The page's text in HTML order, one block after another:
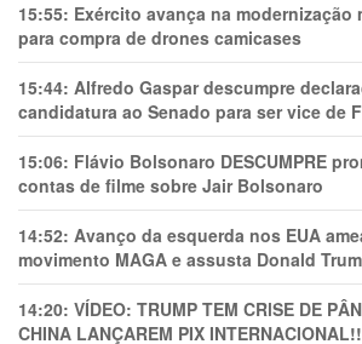
15:55: Exército avança na modernização
para compra de drones camicases
15:44: Alfredo Gaspar descumpre
candidatura ao Senado para ser vice de
15:06: Flávio Bolsonaro DESCUMPRE
contas de filme sobre Jair Bolsonaro
14:52: Avanço da esquerda nos EUA
movimento MAGA e assusta Donald
14:20: VÍDEO: TRUMP TEM CRlSE DE
CHINA LANÇAREM PIX